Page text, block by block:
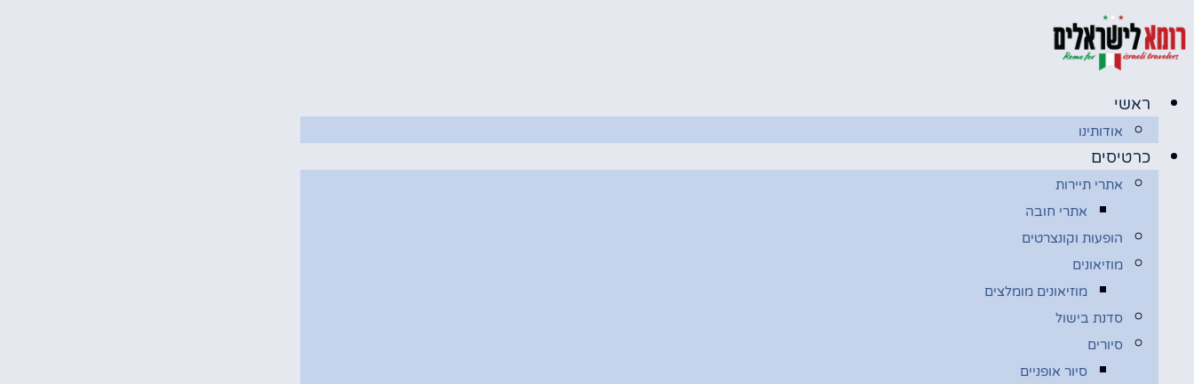
לתוכן
ראשי
אודותינו
כרטיסים
אתרי תיירות
אתרי חובה
הופעות וקונצרטים
מוזיאונים
מוזיאונים מומלצים
סדנת בישול
סיורים
סיור אופניים